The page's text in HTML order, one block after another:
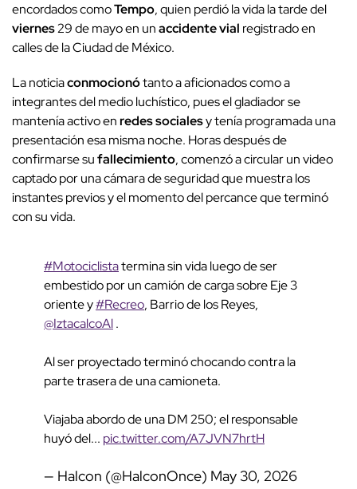
encordados comoTempo, quien perdió la vida la tarde del
viernes29 de mayo en unaccidente vial registrado en
calles de la Ciudad de México.
La noticiaconmocionótanto a aficionados como a
integrantes del medio luchístico, pues el gladiador se
mantenía activo enredes socialesy tenía programada una
presentación esa misma noche. Horas después de
confirmarse sufallecimiento, comenzó a circular un video
captado por una cámara de seguridad que muestra los
instantes previos y el momento del percance que terminó
con su vida.
#Motociclistatermina sin vida luego de ser
embestido por un camión de carga sobre Eje 3
oriente y#Recreo, Barrio de los Reyes,
@IztacalcoAl.
Al ser proyectado terminó chocando contra la
parte trasera de una camioneta.
Viajaba abordo de una DM 250; el responsable
huyó del... pic.twitter.com/A7JVN7hrtH
— Halcon (@HalconOnce) May 30, 2026